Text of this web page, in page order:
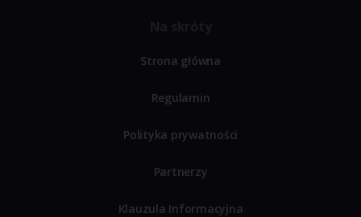
Strona główna
Regulamin
Polityka prywatności
Partnerzy
Klauzula Informacyjna